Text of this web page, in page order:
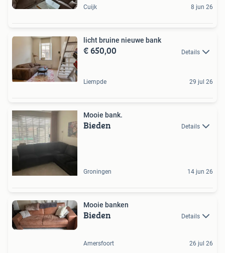
Cuijk 8 jun 26
licht bruine nieuwe bank
€ 650,00 Details
Liempde 29 jul 26
Mooie bank.
Bieden Details
Groningen 14 jun 26
Mooie banken
Bieden Details
Amersfoort 26 jul 26